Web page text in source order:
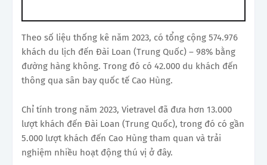
Theo số liệu thống kê năm 2023, có tổng cộng 574.976
khách du lịch đến Đài Loan (Trung Quốc) – 98% bằng
đường hàng không. Trong đó có 42.000 du khách đến
thông qua sân bay quốc tế Cao Hùng.
Chỉ tính trong năm 2023, Vietravel đã đưa hơn 13.000
lượt khách đến Đài Loan (Trung Quốc), trong đó có gần
5.000 lượt khách đến Cao Hùng tham quan và trải
nghiệm nhiều hoạt động thú vị ở đây.